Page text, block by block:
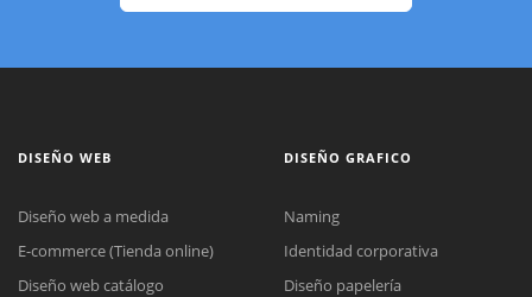
DISEÑO WEB
Diseño web a medida
E-commerce (Tienda online)
Diseño web catálogo
DISEÑO GRAFICO
Naming
Identidad corporativa
Diseño papelería